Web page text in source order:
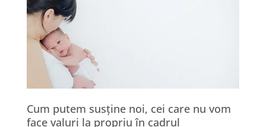
Cum putem susține noi, cei care nu vom
face valuri la propriu în cadrul